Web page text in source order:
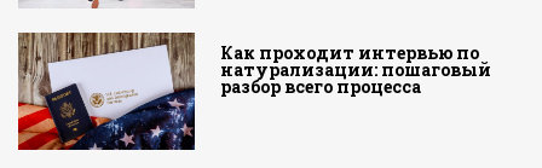
Как проходит интервью по
натурализации: пошаговый
разбор всего процесса